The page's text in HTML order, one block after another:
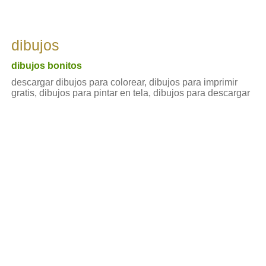
dibujos
dibujos bonitos
descargar dibujos para colorear, dibujos para imprimir
gratis, dibujos para pintar en tela, dibujos para descargar